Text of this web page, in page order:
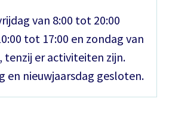
van 8:00 tot 20:00
tot 17:00 en zondag van
tenzij er activiteiten zijn.
en nieuwjaarsdag gesloten.